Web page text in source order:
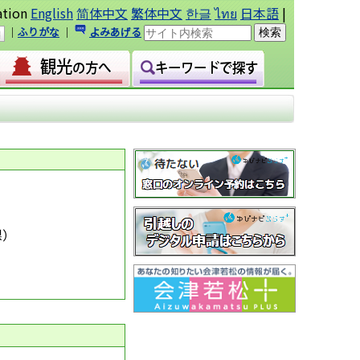
English简体中文 繁体中文 한글 ไทย 日本語 |
｜ ふりがな ｜ よみあげる
）